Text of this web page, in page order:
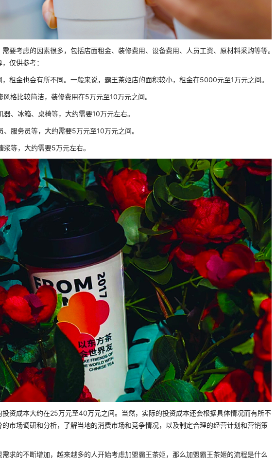
要考虑的因素很多，包括店面租金、装修费用、设备费用、人员工资、原材料采购等等。
仅供参考：
租金也会有所不同。一般来说，霸王茶姬店的面积较小，租金在5000元至1万元之间。
格比较简洁，装修费用在5万元至10万元之间。
、冰箱、桌椅等，大约需要10万元左右。
服务员等，大约需要5万元至10万元之间。
等，大约需要5万元左右。
资成本大约在25万元至40万元之间。当然，实际的投资成本还会根据具体情况而有所不
市场调研和分析，了解当地的消费市场和竞争情况，以及制定合理的经营计划和营销策
求的不断增加，越来越多的人开始考虑加盟霸王茶姬，那么加盟霸王茶姬的流程是什么